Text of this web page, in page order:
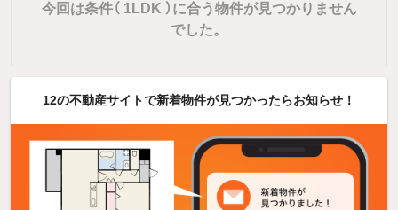
今回は条件（ 1LDK ）に合う物件が見つかりません
でした。
12の不動産サイトで新着物件が見つかったらお知らせ！